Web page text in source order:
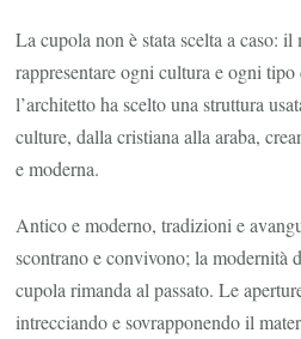
La cupola non è stata scelta a caso: il
rappresentare ogni cultura e ogni
l’architetto ha scelto una struttura
culture, dalla cristiana alla araba,
e moderna.
Antico e moderno, tradizioni e
scontrano e convivono; la modernità
cupola rimanda al passato. Le
intrecciando e sovrapponendo il